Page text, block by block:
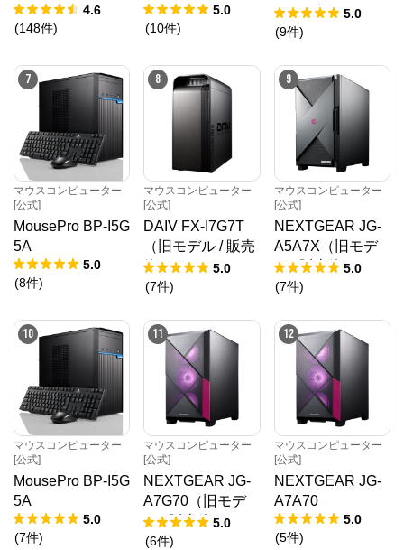
4.6
(148件)
5.0
(10件)
ト）（旧モデル /
販売終了）
5.0
(9件)
7
マウスコンピューター
[公式]
MousePro BP-I5G
5A
5.0
(8件)
8
マウスコンピューター
[公式]
DAIV FX-I7G7T
（旧モデル / 販売
終了）
5.0
(7件)
9
マウスコンピューター
[公式]
NEXTGEAR JG-
A5A7X（旧モデ
ル / 販売終了）
5.0
(7件)
10
マウスコンピューター
[公式]
MousePro BP-I5G
5A
5.0
(7件)
11
マウスコンピューター
[公式]
NEXTGEAR JG-
A7G70（旧モデ
ル / 販売終了）
5.0
(6件)
12
マウスコンピューター
[公式]
NEXTGEAR JG-
A7A70
5.0
(5件)